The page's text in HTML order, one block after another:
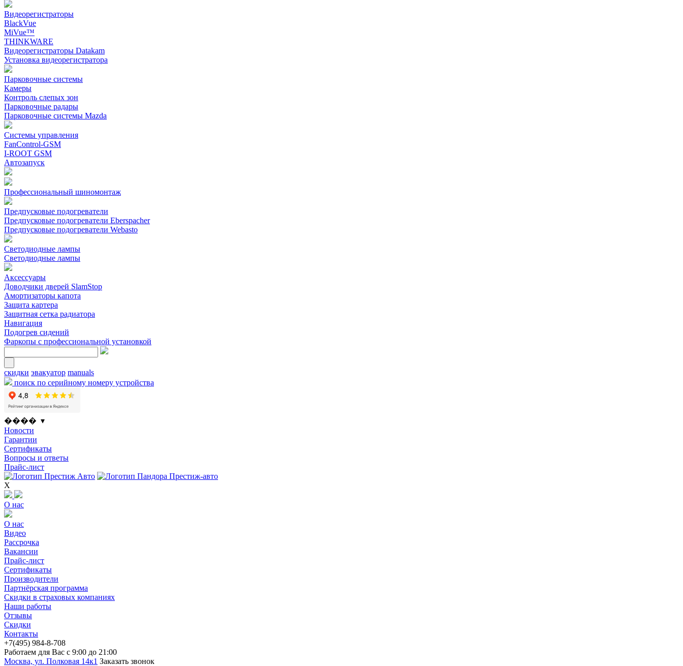
Видеорегистраторы
BlackVue
MiVue™
THINKWARE
Видеорегистраторы Datakam
Установка видеорегистратора
Парковочные системы
Камеры
Контроль слепых зон
Парковочные радары
Парковочные системы Mazda
Системы управления
FanControl-GSM
I-ROOT GSM
Автозапуск
Профессиональный шиномонтаж
Предпусковые подогреватели
Предпусковые подогреватели Eberspacher
Предпусковые подогреватели Webasto
Светодиодные лампы
Светодиодные лампы
Аксессуары
Доводчики дверей SlamStop
Амортизаторы капота
Защита картера
Защитная сетка радиатора
Навигация
Подогрев сидений
Фаркопы с профессиональной установкой
скидки эвакуатор manuals
поиск по серийному номеру устройства
���� ▾
Новости
Гарантии
Сертификаты
Вопросы и ответы
Прайс-лист
X
О нас
О нас
Видео
Рассрочка
Вакансии
Прайс-лист
Сертификаты
Производители
Партнёрская программа
Скидки в страховых компаниях
Наши работы
Отзывы
Скидки
Контакты
+7(495) 984-8-708
Работаем для Вас с 9:00 до 21:00
Москва, ул. Полковая 14к1 Заказать звонок